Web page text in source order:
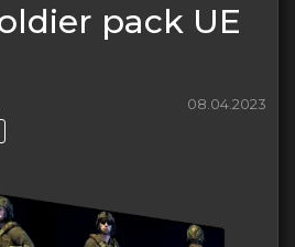
pack UE
08.04.2023